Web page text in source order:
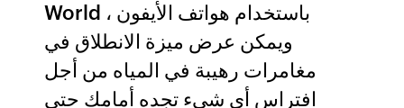
World باستخدام هواتف الأيفون ،
ويمكن عرض ميزة الانطلاق في
مغامرات رهيبة في المياه من أجل
افتراس أي شيء تجده أمامك حتى